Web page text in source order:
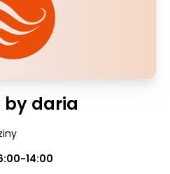
by daria
14:00